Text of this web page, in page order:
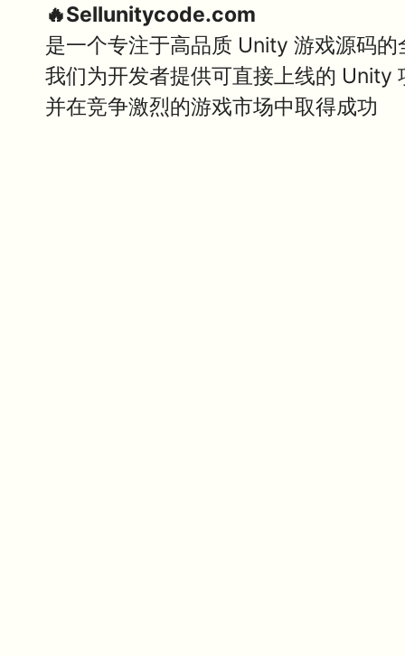
🔥Sellunitycode.com
是一个专注于高品质 Unity 游戏源码的
我们为开发者提供可直接上线的 Unity
并在竞争激烈的游戏市场中取得成功